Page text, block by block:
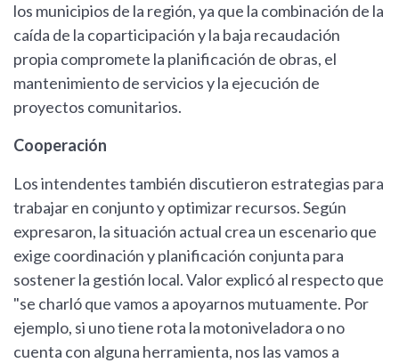
los municipios de la región, ya que la combinación de la
caída de la coparticipación y la baja recaudación
propia compromete la planificación de obras, el
mantenimiento de servicios y la ejecución de
proyectos comunitarios.
Cooperación
Los intendentes también discutieron estrategias para
trabajar en conjunto y optimizar recursos. Según
expresaron, la situación actual crea un escenario que
exige coordinación y planificación conjunta para
sostener la gestión local. Valor explicó al respecto que
"se charló que vamos a apoyarnos mutuamente. Por
ejemplo, si uno tiene rota la motoniveladora o no
cuenta con alguna herramienta, nos las vamos a